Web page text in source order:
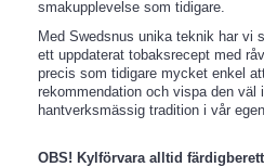
smakupplevelse som tidigare.
Med Swedsnus unika teknik har vi
ett uppdaterat tobaksrecept med
precis som tidigare mycket enkel
rekommendation och vispa den
hantverksmässig tradition i vår
OBS! Kylförvara alltid